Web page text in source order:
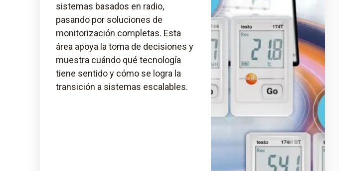
sistemas basados en radio,
pasando por soluciones de
monitorización completas. Esta
área apoya la toma de decisiones y
muestra cuándo qué tecnología
tiene sentido y cómo se logra la
transición a sistemas escalables.